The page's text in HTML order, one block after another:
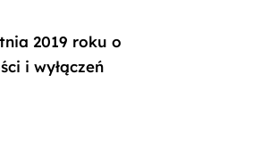
2019 roku o
i wyłączeń